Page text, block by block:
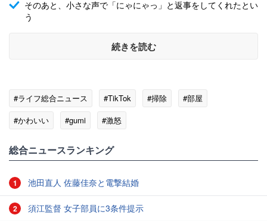
そのあと、小さな声で「にゃにゃっ」と返事をしてくれたとい
う
続きを読む
#ライフ総合ニュース #TikTok #掃除
#部屋
#かわいい
#gumi #激怒
総合ニュースランキング
1 池田直人 佐藤佳奈と電撃結婚
2 須江監督 女子部員に3条件提示